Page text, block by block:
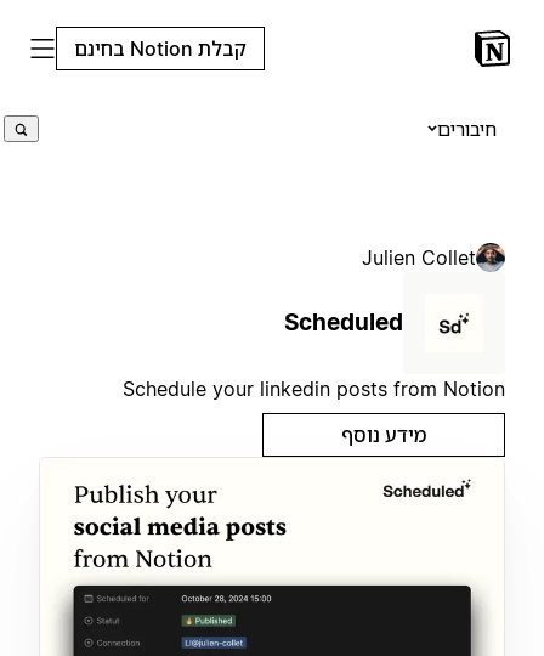
קבלת Notion בחינם
חיבורים
Julien Collet
Scheduled
Schedule your linkedin posts from Notion
מידע נוסף